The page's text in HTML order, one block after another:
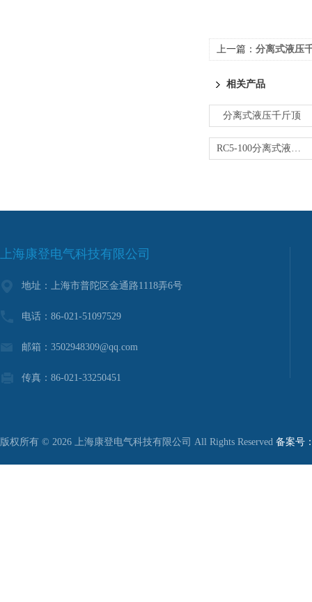
上一篇： 分离式液压
相关产品
分离式液压千斤顶
RC5-100分离式液压千斤顶（单向/双向）
上海康登电气科技有限公司
地址：上海市普陀区金通路1118弄6号
电话：86-021-51097529
邮箱：3502948309@qq.com
传真：86-021-33250451
版权所有 © 2026 上海康登电气科技有限公司 All Rights Reserved 备案号